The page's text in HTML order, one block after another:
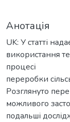
Анотація
UK: У статті
використання
процесі
переробки
Розглянуто
можливого
подальші